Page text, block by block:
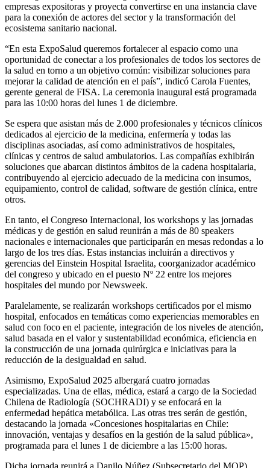
empresas expositoras y proyecta convertirse en una instancia clave
para la conexión de actores del sector y la transformación del
ecosistema sanitario nacional.
“En esta ExpoSalud queremos fortalecer al espacio como una
oportunidad de conectar a los profesionales de todos los sectores de
la salud en torno a un objetivo común: visibilizar soluciones para
mejorar la calidad de atención en el país”, indicó Carola Fuentes,
gerente general de FISA. La ceremonia inaugural está programada
para las 10:00 horas del lunes 1 de diciembre.
Se espera que asistan más de 2.000 profesionales y técnicos clínicos
dedicados al ejercicio de la medicina, enfermería y todas las
disciplinas asociadas, así como administrativos de hospitales,
clínicas y centros de salud ambulatorios. Las compañías exhibirán
soluciones que abarcan distintos ámbitos de la cadena hospitalaria,
contribuyendo al ejercicio adecuado de la medicina con insumos,
equipamiento, control de calidad, software de gestión clínica, entre
otros.
En tanto, el Congreso Internacional, los workshops y las jornadas
médicas y de gestión en salud reunirán a más de 80 speakers
nacionales e internacionales que participarán en mesas redondas a lo
largo de los tres días. Estas instancias incluirán a directivos y
gerencias del Einstein Hospital Israelita, coorganizador académico
del congreso y ubicado en el puesto Nº 22 entre los mejores
hospitales del mundo por Newsweek.
Paralelamente, se realizarán workshops certificados por el mismo
hospital, enfocados en temáticas como experiencias memorables en
salud con foco en el paciente, integración de los niveles de atención,
salud basada en el valor y sustentabilidad económica, eficiencia en
la construcción de una jornada quirúrgica e iniciativas para la
reducción de la desigualdad en salud.
Asimismo, ExpoSalud 2025 albergará cuatro jornadas
especializadas. Una de ellas, médica, estará a cargo de la Sociedad
Chilena de Radiología (SOCHRADI) y se enfocará en la
enfermedad hepática metabólica. Las otras tres serán de gestión,
destacando la jornada «Concesiones hospitalarias en Chile:
innovación, ventajas y desafíos en la gestión de la salud pública»,
programada para el lunes 1 de diciembre a las 15:00 horas.
Dicha jornada reunirá a Danilo Núñez (Subsecretario del MOP),